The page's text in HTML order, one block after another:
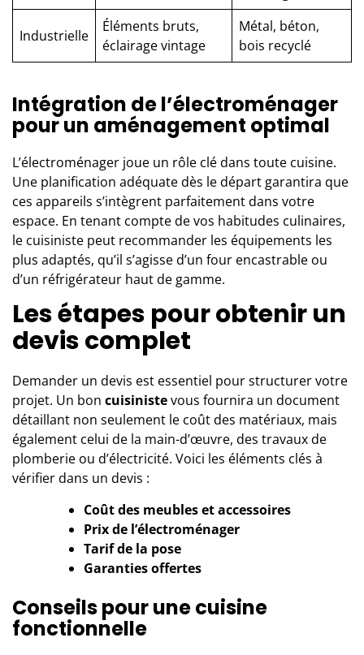
Industrielle
Éléments bruts,
éclairage vintage
Métal, béton,
bois recyclé
Intégration de l’électroménager
pour un aménagement optimal
L’électroménager joue un rôle clé dans toute cuisine.
Une planification adéquate dès le départ garantira que
ces appareils s’intègrent parfaitement dans votre
espace. En tenant compte de vos habitudes culinaires,
le cuisiniste peut recommander les équipements les
plus adaptés, qu’il s’agisse d’un four encastrable ou
d’un réfrigérateur haut de gamme.
Les étapes pour obtenir un
devis complet
Demander un devis est essentiel pour structurer votre
projet. Un bon cuisinistevous fournira un document
détaillant non seulement le coût des matériaux, mais
également celui de la main-d’œuvre, des travaux de
plomberie ou d’électricité. Voici les éléments clés à
vérifier dans un devis :
Coût des meubles et accessoires
Prix de l’électroménager
Tarif de la pose
Garanties offertes
Conseils pour une cuisine
fonctionnelle